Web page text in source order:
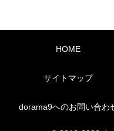
HOME
サイトマップ
dorama9へのお問い合わ